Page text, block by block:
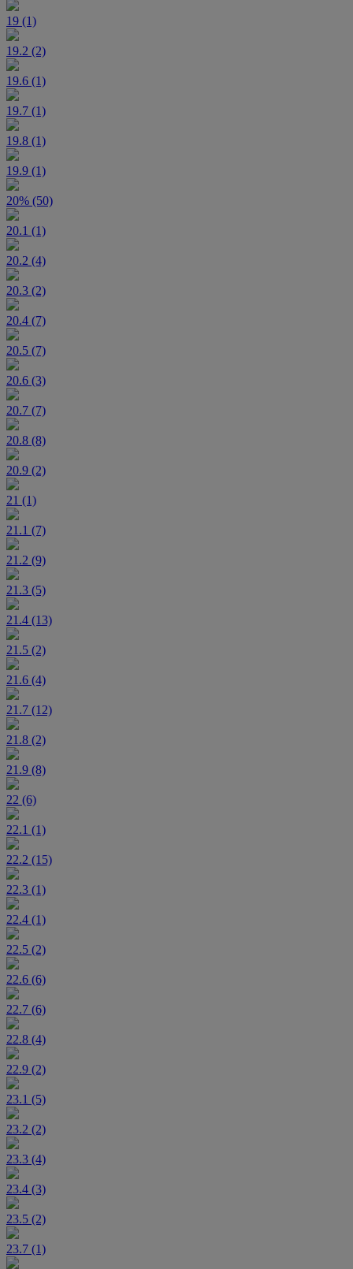
19 (1)
19.2 (2)
19.6 (1)
19.7 (1)
19.8 (1)
19.9 (1)
20% (50)
20.1 (1)
20.2 (4)
20.3 (2)
20.4 (7)
20.5 (7)
20.6 (3)
20.7 (7)
20.8 (8)
20.9 (2)
21 (1)
21.1 (7)
21.2 (9)
21.3 (5)
21.4 (13)
21.5 (2)
21.6 (4)
21.7 (12)
21.8 (2)
21.9 (8)
22 (6)
22.1 (1)
22.2 (15)
22.3 (1)
22.4 (1)
22.5 (2)
22.6 (6)
22.7 (6)
22.8 (4)
22.9 (2)
23.1 (5)
23.2 (2)
23.3 (4)
23.4 (3)
23.5 (2)
23.7 (1)